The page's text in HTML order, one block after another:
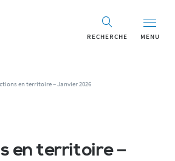
RECHERCHE MENU
en territoire – Janvier 2026
en territoire –